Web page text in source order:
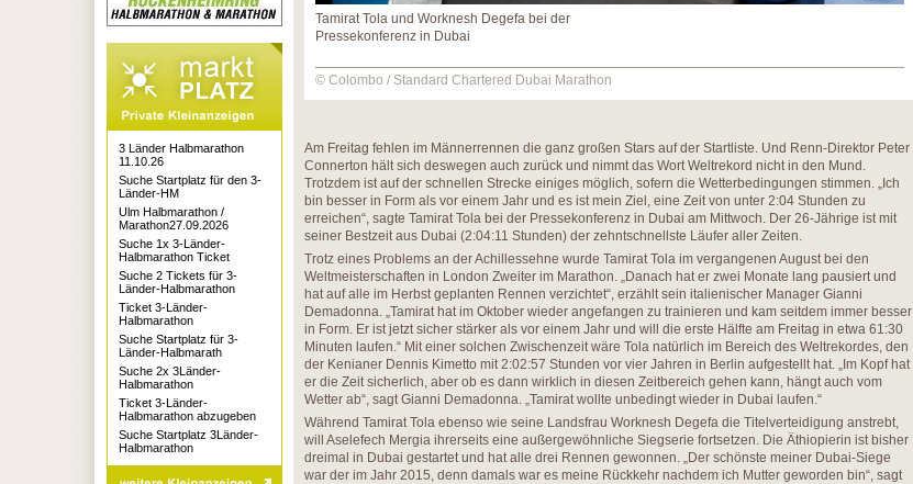
Tamirat Tola und Worknesh Degefa bei der
Pressekonferenz in Dubai
© Colombo / Standard Chartered Dubai Marathon
Am Freitag fehlen im Männerrennen die ganz großen Stars auf der Startliste. Und Renn-Direktor Peter
Connerton hält sich deswegen auch zurück und nimmt das Wort Weltrekord nicht in den Mund.
Trotzdem ist auf der schnellen Strecke einiges möglich, sofern die Wetterbedingungen stimmen. „Ich
bin besser in Form als vor einem Jahr und es ist mein Ziel, eine Zeit von unter 2:04 Stunden zu
erreichen“, sagte Tamirat Tola bei der Pressekonferenz in Dubai am Mittwoch. Der 26-Jährige ist mit
seiner Bestzeit aus Dubai (2:04:11 Stunden) der zehntschnellste Läufer aller Zeiten.
Trotz eines Problems an der Achillessehne wurde Tamirat Tola im vergangenen August bei den
Weltmeisterschaften in London Zweiter im Marathon. „Danach hat er zwei Monate lang pausiert und
hat auf alle im Herbst geplanten Rennen verzichtet“, erzählt sein italienischer Manager Gianni
Demadonna. „Tamirat hat im Oktober wieder angefangen zu trainieren und kam seitdem immer besser
in Form. Er ist jetzt sicher stärker als vor einem Jahr und will die erste Hälfte am Freitag in etwa 61:30
Minuten laufen.“ Mit einer solchen Zwischenzeit wäre Tola natürlich im Bereich des Weltrekordes, den
der Kenianer Dennis Kimetto mit 2:02:57 Stunden vor vier Jahren in Berlin aufgestellt hat. „Im Kopf hat
er die Zeit sicherlich, aber ob es dann wirklich in diesen Zeitbereich gehen kann, hängt auch vom
Wetter ab“, sagt Gianni Demadonna. „Tamirat wollte unbedingt wieder in Dubai laufen.“
Während Tamirat Tola ebenso wie seine Landsfrau Worknesh Degefa die Titelverteidigung anstrebt,
will Aselefech Mergia ihrerseits eine außergewöhnliche Siegserie fortsetzen. Die Äthiopierin ist bisher
dreimal in Dubai gestartet und hat alle drei Rennen gewonnen. „Der schönste meiner Dubai-Siege
war der im Jahr 2015, denn damals war es meine Rückkehr nachdem ich Mutter geworden bin“, sagt
3 Länder Halbmarathon
11.10.26
Suche Startplatz für den 3-
Länder-HM
Ulm Halbmarathon /
Marathon27.09.2026
Suche 1x 3-Länder-
Halbmarathon Ticket
Suche 2 Tickets für 3-
Länder-Halbmarathon
Ticket 3-Länder-
Halbmarathon
Suche Startplatz für 3-
Länder-Halbmarath
Suche 2x 3Länder-
Halbmarathon
Ticket 3-Länder-
Halbmarathon abzugeben
Suche Startplatz 3Länder-
Halbmarathon